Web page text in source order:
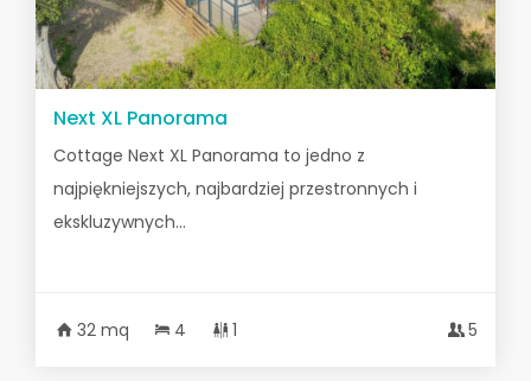
Next XL Panorama
Cottage Next XL Panorama to jedno z
najpiękniejszych, najbardziej przestronnych i
ekskluzywnych...
32 mq 4 1 5